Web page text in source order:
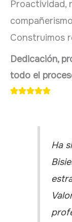
Proactividad,
Construimos
Dedicación,
todo el
Ha